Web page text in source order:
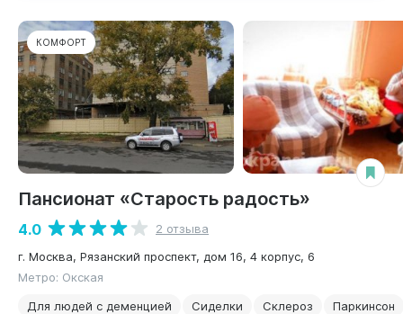
КОМФОРТ
Пансионат «Старость радость»
4.0
2 отзыва
г. Москва, Рязанский проспект, дом 16, 4 корпус, 6
Метро: Окская
Для людей с деменцией
Сиделки Склероз Паркинсон